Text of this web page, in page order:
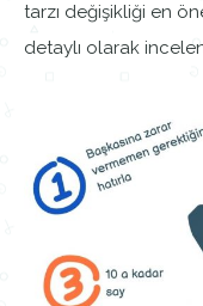
tarzı değişikliği en
detaylı olarak